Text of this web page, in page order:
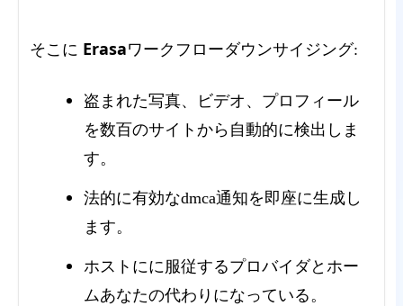
そこに Erasaワークフローダウンサイジング:
盗まれた写真、ビデオ、プロフィール
を数百のサイトから自動的に検出しま
す。
法的に有効なdmca通知を即座に生成し
ます。
ホストにに服従するプロバイダとホー
ムあなたの代わりになっている。